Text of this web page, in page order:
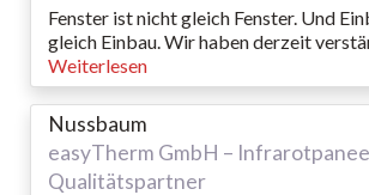
Fenster ist nicht gleich Fenster. Und
gleich Einbau. Wir haben derzeit
Weiterlesen
Nussbaum
easyTherm GmbH –
Qualitätspartner